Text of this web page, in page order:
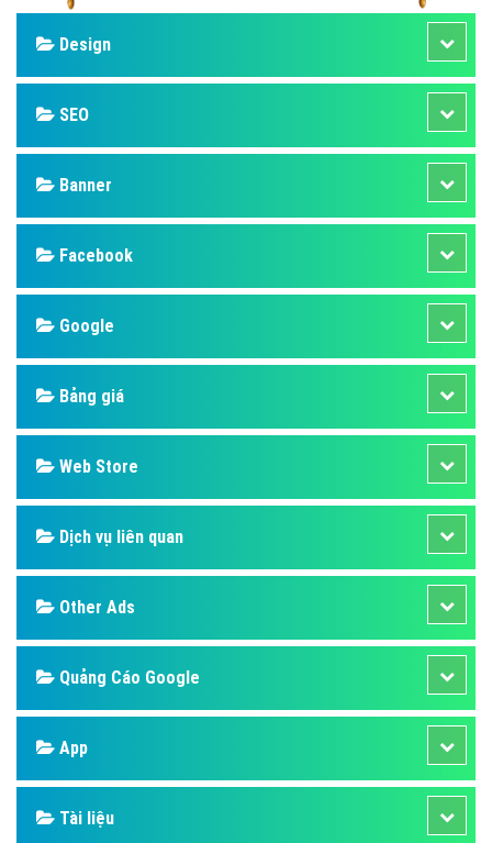
Design
SEO
Banner
Facebook
Google
Bảng giá
Web Store
Dịch vụ liên quan
Other Ads
Quảng Cáo Google
App
Tài liệu